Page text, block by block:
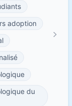
adoption
du